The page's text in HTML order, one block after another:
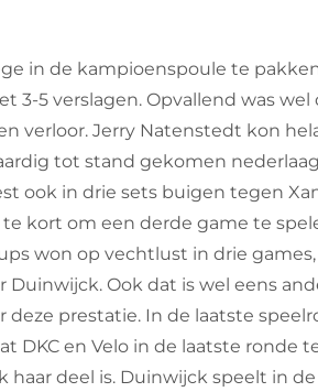
in de kampioenspoule te
3-5 verslagen. Opvallend was
verloor. Jerry Natenstedt kon
tot stand gekomen
ook in drie sets buigen tegen
kort om een derde game te
won op vechtlust in drie
Ook dat is wel eens
prestatie. In de laatste
DKC en Velo in de laatste ronde
haar deel is. Duinwijck speelt in